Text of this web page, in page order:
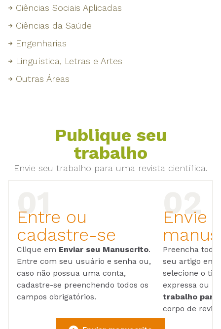
Ciências Sociais Aplicadas
Ciências da Saúde
Engenharias
Linguística, Letras e Artes
Outras Áreas
Publique seu
trabalho
Envie seu trabalho para uma revista científica.
Entre ou
cadastre-se
Clique em Enviar seu Manuscrito.
Entre com seu usuário e senha ou,
caso não possua uma conta,
cadastre-se preenchendo todos os
campos obrigatórios.
Envie
Preencha
seu artigo em
selecione o
expressa ou
trabalho para
corpo de